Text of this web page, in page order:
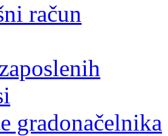
račun
gradonačelnika